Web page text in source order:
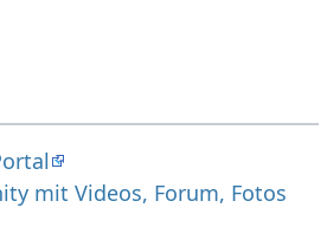
mit Videos, Forum, Fotos